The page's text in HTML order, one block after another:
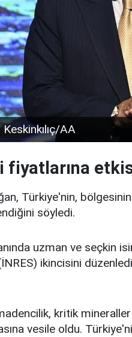
AA
fiyatlarına
Türkiye'nin,
söyledi.
uzman ve seçkin
ikincisini
kritik
vesile oldu.